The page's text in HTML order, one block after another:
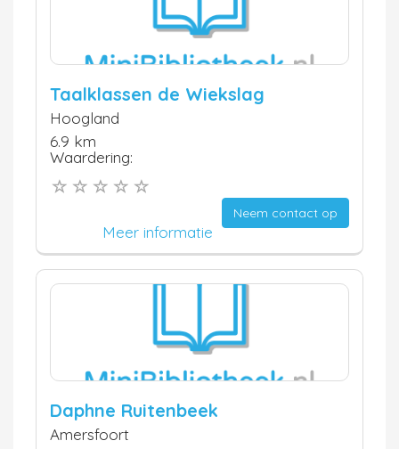
Taalklassen de Wiekslag
Hoogland
6.9 km
Waardering:
Neem contact op
Meer informatie
Daphne Ruitenbeek
Amersfoort